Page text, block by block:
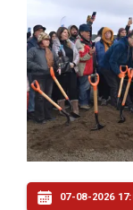
07-08-2026